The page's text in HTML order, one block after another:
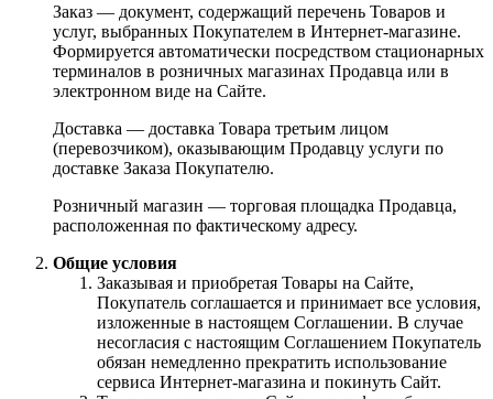
Заказ — документ, содержащий перечень Товаров и
услуг, выбранных Покупателем в Интернет-магазине.
Формируется автоматически посредством стационарных
терминалов в розничных магазинах Продавца или в
электронном виде на Сайте.
Доставка — доставка Товара третьим лицом
(перевозчиком), оказывающим Продавцу услуги по
доставке Заказа Покупателю.
Розничный магазин — торговая площадка Продавца,
расположенная по фактическому адресу.
Общие условия
Заказывая и приобретая Товары на Сайте,
Покупатель соглашается и принимает все условия,
изложенные в настоящем Соглашении. В случае
несогласия с настоящим Соглашением Покупатель
обязан немедленно прекратить использование
сервиса Интернет-магазина и покинуть Сайт.